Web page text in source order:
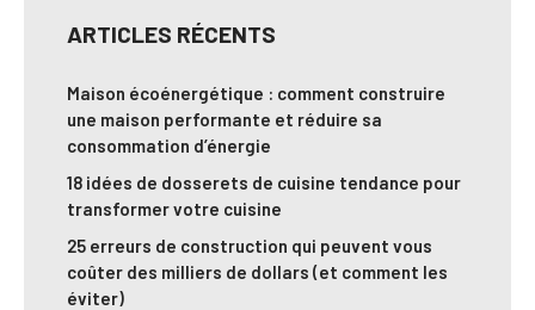
ARTICLES RÉCENTS
Maison écoénergétique : comment construire
une maison performante et réduire sa
consommation d’énergie
18 idées de dosserets de cuisine tendance pour
transformer votre cuisine
25 erreurs de construction qui peuvent vous
coûter des milliers de dollars (et comment les
éviter)